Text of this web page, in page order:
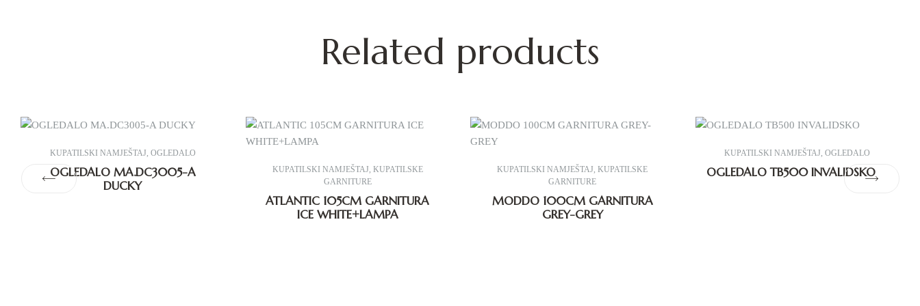
Related products
KUPATILSKI NAMJEŠTAJ OGLEDALO
OGLEDALO MA.DC3005-A
DUCKY
KUPATILSKI NAMJEŠTAJ KUPATILSKE
GARNITURE
ATLANTIC 105CM GARNITURA
ICE WHITE+LAMPA
KUPATILSKI NAMJEŠTAJ ,KUPATILSKE
GARNITURE
MODDO 100CM GARNITURA
GREY-GREY
KUPATILSKI NAMJEŠTAJ ,OGLEDALO
OGLEDALO TB500 INVALIDSKO